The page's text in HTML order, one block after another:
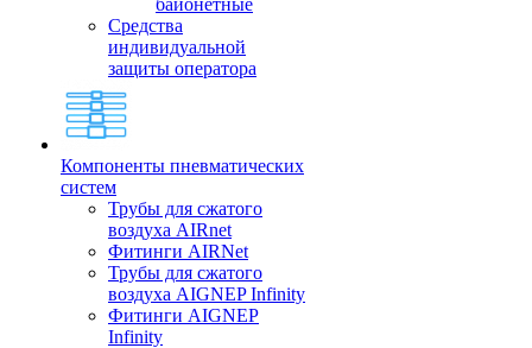
байонетные
Средства
индивидуальной
защиты оператора
Компоненты пневматических
систем
Трубы для сжатого
воздуха AIRnet
Фитинги AIRNet
Трубы для сжатого
воздуха AIGNEP Infinity
Фитинги AIGNEP
Infinity